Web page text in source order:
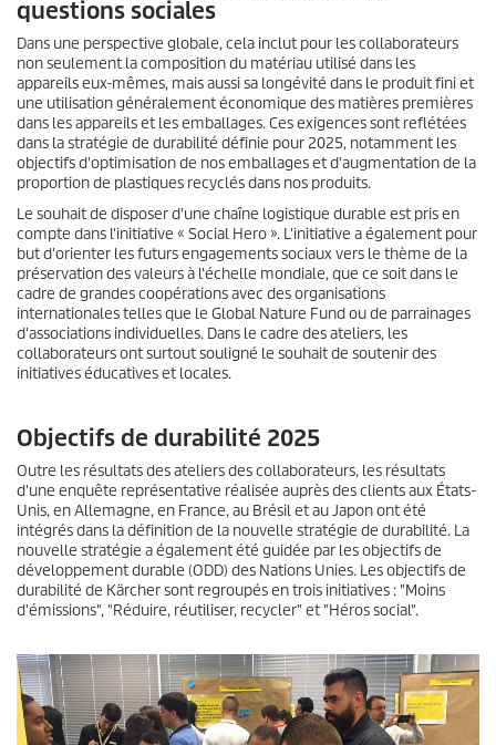
n
e
s
s
u
r
0
s
e
c
o
n
d
e
s
questions sociales
Dans une perspective globale, cela inclut pour les collaborateurs
non seulement la composition du matériau utilisé dans les
appareils eux-mêmes, mais aussi sa longévité dans le produit fini et
une utilisation généralement économique des matières premières
dans les appareils et les emballages. Ces exigences sont reflétées
dans la stratégie de durabilité définie pour 2025, notamment les
objectifs d'optimisation de nos emballages et d'augmentation de la
proportion de plastiques recyclés dans nos produits.
Le souhait de disposer d'une chaîne logistique durable est pris en
compte dans l'initiative « Social Hero ». L'initiative a également pour
but d'orienter les futurs engagements sociaux vers le thème de la
préservation des valeurs à l'échelle mondiale, que ce soit dans le
cadre de grandes coopérations avec des organisations
internationales telles que le Global Nature Fund ou de parrainages
d'associations individuelles. Dans le cadre des ateliers, les
collaborateurs ont surtout souligné le souhait de soutenir des
initiatives éducatives et locales.
Objectifs de durabilité 2025
Outre les résultats des ateliers des collaborateurs, les résultats
d'une enquête représentative réalisée auprès des clients aux États-
Unis, en Allemagne, en France, au Brésil et au Japon ont été
intégrés dans la définition de la nouvelle stratégie de durabilité. La
nouvelle stratégie a également été guidée par les objectifs de
développement durable (ODD) des Nations Unies. Les objectifs de
durabilité de Kärcher sont regroupés en trois initiatives : "Moins
d'émissions", "Réduire, réutiliser, recycler" et "Héros social".